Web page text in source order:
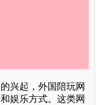
兴起，外国陪玩网
娱乐方式。这类网